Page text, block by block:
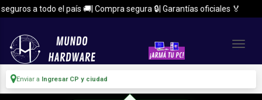
a todo el país 🚚| Compra segura 🔒| Garantías oficiales 🏅
Enviar a Ingresar CP y ciudad